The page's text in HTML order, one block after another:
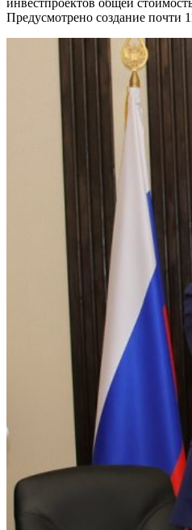
инвестпроектов общей
Предусмотрено создание почти